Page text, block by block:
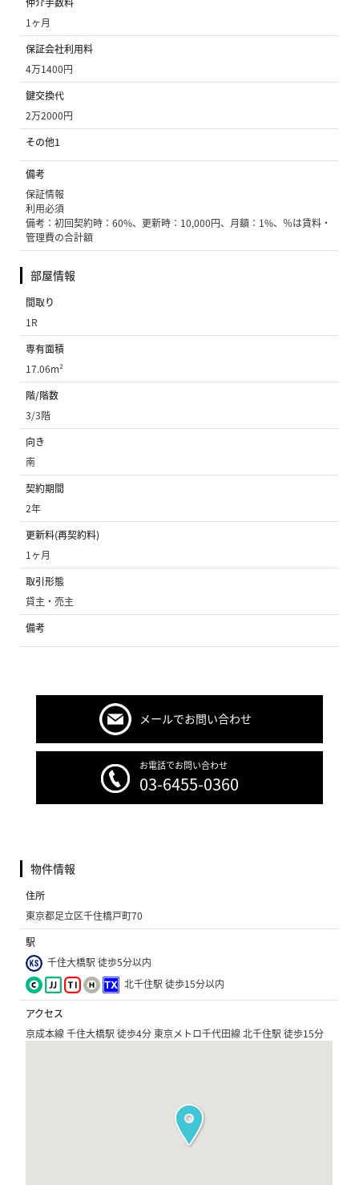
1ヶ月
保証会社利用料
4万1400円
鍵交換代
2万2000円
その他1
備考
保証情報
利用必須
備考：初回契約時：60%、更新時：10,000円、月額：1%、％は賃料・
管理費の合計額
部屋情報
間取り
1R
専有面積
17.06m²
階/階数
3/3階
向き
南
契約期間
2年
更新料(再契約料)
1ヶ月
取引形態
貸主・売主
備考
メールでお問い合わせ
お電話でお問い合わせ
03-6455-0360
物件情報
住所
東京都足立区千住橋戸町70
駅
千住大橋駅 徒歩5分以内
北千住駅 徒歩15分以内
アクセス
京成本線 千住大橋駅 徒歩4分 東京メトロ千代田線 北千住駅 徒歩15分